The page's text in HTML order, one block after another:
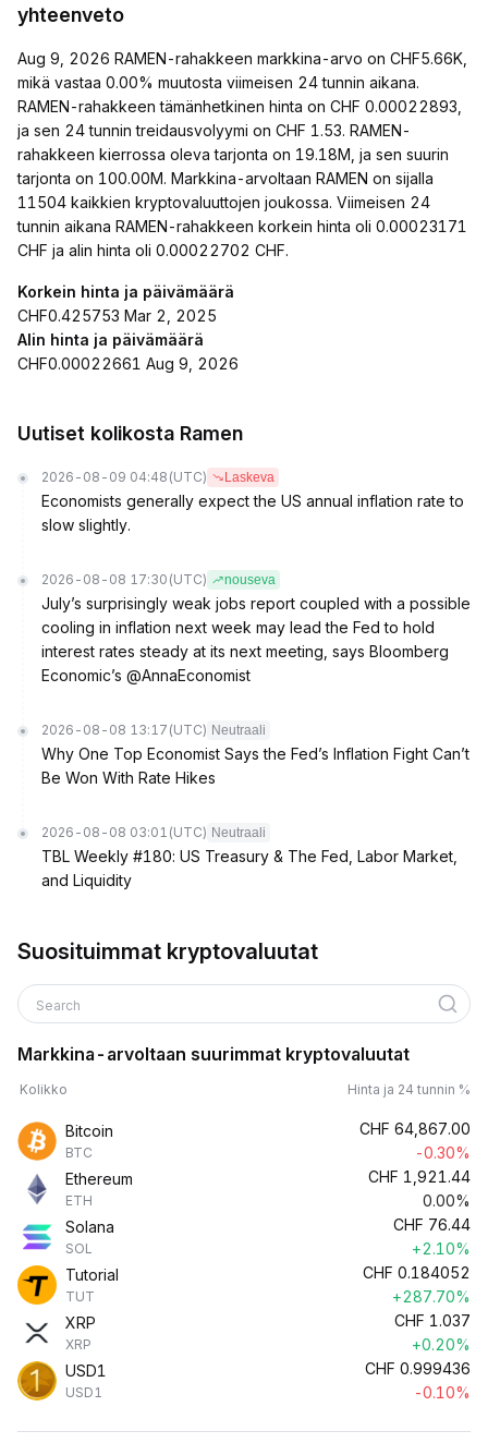
yhteenveto
Aug 9, 2026 RAMEN-rahakkeen markkina-arvo on CHF5.66K,
mikä vastaa 0.00% muutosta viimeisen 24 tunnin aikana.
RAMEN-rahakkeen tämänhetkinen hinta on CHF 0.00022893,
ja sen 24 tunnin treidausvolyymi on CHF 1.53. RAMEN-
rahakkeen kierrossa oleva tarjonta on 19.18M, ja sen suurin
tarjonta on 100.00M. Markkina-arvoltaan RAMEN on sijalla
11504 kaikkien kryptovaluuttojen joukossa. Viimeisen 24
tunnin aikana RAMEN-rahakkeen korkein hinta oli 0.00023171
CHF ja alin hinta oli 0.00022702 CHF.
Korkein hinta ja päivämäärä
CHF0.425753 Mar 2, 2025
Alin hinta ja päivämäärä
CHF0.00022661 Aug 9, 2026
Uutiset kolikosta Ramen
2026-08-09 04:48 (UTC) Laskeva
Economists generally expect the US annual inflation rate to
slow slightly.
2026-08-08 17:30 (UTC) nouseva
July’s surprisingly weak jobs report coupled with a possible
cooling in inflation next week may lead the Fed to hold
interest rates steady at its next meeting, says Bloomberg
Economic’s @AnnaEconomist
2026-08-08 13:17 (UTC) Neutraali
Why One Top Economist Says the Fed’s Inflation Fight Can’t
Be Won With Rate Hikes
2026-08-08 03:01 (UTC) Neutraali
TBL Weekly #180: US Treasury & The Fed, Labor Market,
and Liquidity
Suosituimmat kryptovaluutat
Search
Markkina-arvoltaan suurimmat kryptovaluutat
Kolikko Hinta ja 24 tunnin %
Bitcoin
BTC
CHF 64,867.00
-0.30%
Ethereum
ETH
CHF 1,921.44
0.00%
Solana
SOL
CHF 76.44
+2.10%
Tutorial
TUT
CHF 0.184052
+287.70%
XRP
XRP
CHF 1.037
+0.20%
USD1
USD1
CHF 0.999436
-0.10%